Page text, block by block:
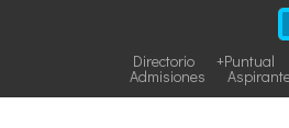
+Puntual
Directorio
Admisiones